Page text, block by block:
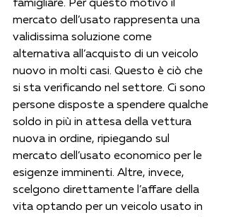
mercato dell’usato rappresenta una
validissima soluzione come
alternativa all’acquisto di un veicolo
nuovo in molti casi. Questo è ciò che
si sta verificando nel settore. Ci sono
persone disposte a spendere qualche
soldo in più in attesa della vettura
nuova in ordine, ripiegando sul
mercato dell’usato economico per le
esigenze imminenti. Altre, invece,
scelgono direttamente l’affare della
vita optando per un veicolo usato in